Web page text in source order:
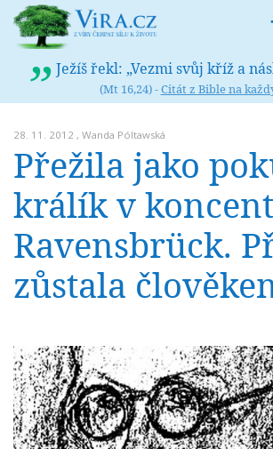
Ježíš řekl: „Vezmi svůj kříž a
(Mt 16,24) -Citát z Bible na
28. 11. 2012 , Wanda Póltawská
Přežila jako
králík v
Ravensbrück.
zůstala